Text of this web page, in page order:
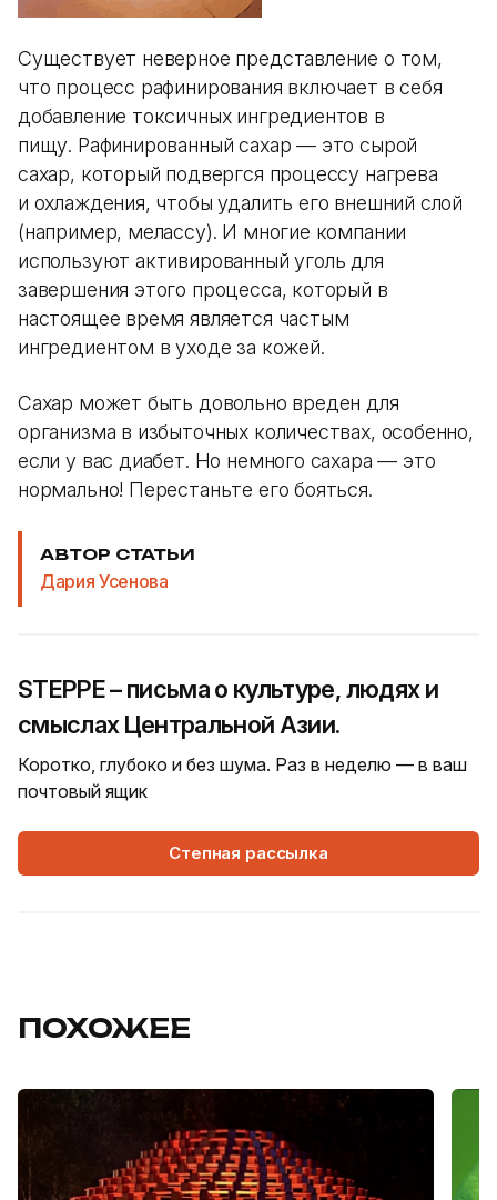
Существует неверное представление о том,
что процесс рафинирования включает в себя
добавление токсичных ингредиентов в
пищу. Рафинированный сахар — это сырой
сахар, который подвергся процессу нагрева
и охлаждения, чтобы удалить его внешний слой
(например, мелассу). И многие компании
используют активированный уголь для
завершения этого процесса, который в
настоящее время является частым
ингредиентом в уходе за кожей.
Сахар может быть довольно вреден для
организма в избыточных количествах, особенно,
если у вас диабет. Но немного сахара — это
нормально! Перестаньте его бояться.
АВТОР СТАТЬИ
Дария Усенова
STEPPE – письма о культуре, людях и
смыслах Центральной Азии.
Коротко, глубоко и без шума. Раз в неделю — в ваш
почтовый ящик
Степная рассылка
ПОХОЖЕЕ